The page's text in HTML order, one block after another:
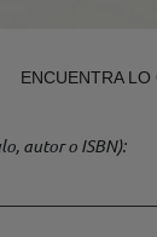
ENCUENTRA
autor o ISBN)